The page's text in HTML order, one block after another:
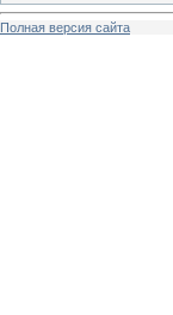
Полная версия сайта